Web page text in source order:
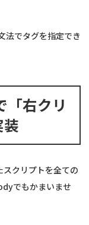
法でタグを指定でき
右クリ
クリプトを全ての
でもかまいませ